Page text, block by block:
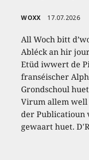
WOXX 17.07.2026
All Woch bitt
Abléck an hir
Etüd iwwert de
franséischer
Grondschoul
Virum allem
der Publicatioun
gewaart huet.